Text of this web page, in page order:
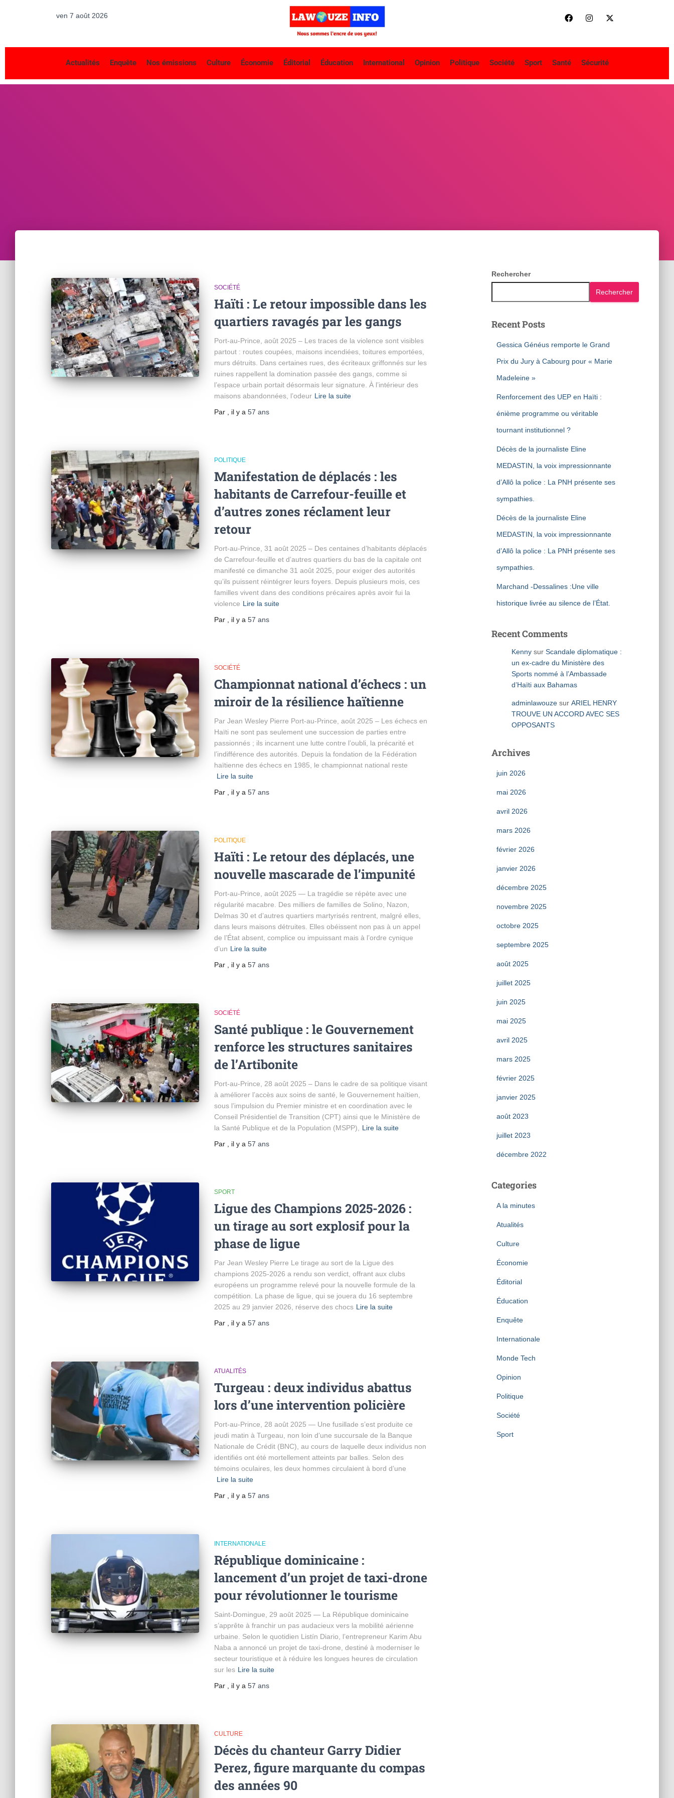
ven 7 août 2026
Actualités Enquête Nos émissions Culture Économie Éditorial Éducation International Opinion Politique Société Sport Santé Sécurité
SOCIÉTÉ
Haïti : Le retour impossible dans les
quartiers ravagés par les gangs
Port-au-Prince, août 2025 – Les traces de la violence sont visibles
partout : routes coupées, maisons incendiées, toitures emportées,
murs détruits. Dans certaines rues, des écriteaux griffonnés sur les
ruines rappellent la domination passée des gangs, comme si
l’espace urbain portait désormais leur signature. À l’intérieur des
maisons abandonnées, l’odeur Lire la suite
Par
, il y a 57 ans
POLITIQUE
Manifestation de déplacés : les
habitants de Carrefour-feuille et
d’autres zones réclament leur
retour
Port-au-Prince, 31 août 2025 – Des centaines d’habitants déplacés
de Carrefour-feuille et d’autres quartiers du bas de la capitale ont
manifesté ce dimanche 31 août 2025, pour exiger des autorités
qu’ils puissent réintégrer leurs foyers. Depuis plusieurs mois, ces
familles vivent dans des conditions précaires après avoir fui la
violence Lire la suite
Par
, il y a 57 ans
SOCIÉTÉ
Championnat national d’échecs : un
miroir de la résilience haïtienne
Par Jean Wesley Pierre Port-au-Prince, août 2025 – Les échecs en
Haïti ne sont pas seulement une succession de parties entre
passionnés ; ils incarnent une lutte contre l’oubli, la précarité et
l’indifférence des autorités. Depuis la fondation de la Fédération
haïtienne des échecs en 1985, le championnat national reste
Lire la suite
Par
, il y a 57 ans
POLITIQUE
Haïti : Le retour des déplacés, une
nouvelle mascarade de l’impunité
Port-au-Prince, août 2025 — La tragédie se répète avec une
régularité macabre. Des milliers de familles de Solino, Nazon,
Delmas 30 et d’autres quartiers martyrisés rentrent, malgré elles,
dans leurs maisons détruites. Elles obéissent non pas à un appel
de l’État absent, complice ou impuissant mais à l’ordre cynique
d’un Lire la suite
Par
, il y a 57 ans
SOCIÉTÉ
Santé publique : le Gouvernement
renforce les structures sanitaires
de l’Artibonite
Port-au-Prince, 28 août 2025 – Dans le cadre de sa politique visant
à améliorer l’accès aux soins de santé, le Gouvernement haïtien,
sous l’impulsion du Premier ministre et en coordination avec le
Conseil Présidentiel de Transition (CPT) ainsi que le Ministère de
la Santé Publique et de la Population (MSPP),
Lire la suite
Par
, il y a 57 ans
SPORT
Ligue des Champions 2025-2026 :
un tirage au sort explosif pour la
phase de ligue
Par Jean Wesley Pierre Le tirage au sort de la Ligue des
champions 2025-2026 a rendu son verdict, offrant aux clubs
européens un programme relevé pour la nouvelle formule de la
compétition. La phase de ligue, qui se jouera du 16 septembre
2025 au 29 janvier 2026, réserve des chocs Lire la suite
Par
, il y a 57 ans
ATUALITÉS
Turgeau : deux individus abattus
lors d’une intervention policière
Port-au-Prince, 28 août 2025 — Une fusillade s’est produite ce
jeudi matin à Turgeau, non loin d’une succursale de la Banque
Nationale de Crédit (BNC), au cours de laquelle deux individus non
identifiés ont été mortellement atteints par balles. Selon des
témoins oculaires, les deux hommes circulaient à bord d’une
Lire la suite
Par
, il y a 57 ans
INTERNATIONALE
République dominicaine :
lancement d’un projet de taxi-drone
pour révolutionner le tourisme
Saint-Domingue, 29 août 2025 — La République dominicaine
s’apprête à franchir un pas audacieux vers la mobilité aérienne
urbaine. Selon le quotidien Listín Diario, l’entrepreneur Karim Abu
Naba a annoncé un projet de taxi-drone, destiné à moderniser le
secteur touristique et à réduire les longues heures de circulation
sur les Lire la suite
Par
, il y a 57 ans
CULTURE
Décès du chanteur Garry Didier
Perez, figure marquante du compas
des années 90
Rechercher
Rechercher
Recent Posts
Gessica Généus remporte le Grand
Prix du Jury à Cabourg pour « Marie
Madeleine »
Renforcement des UEP en Haïti :
énième programme ou véritable
tournant institutionnel ?
Décès de la journaliste Eline
MEDASTIN, la voix impressionnante
d’Allô la police : La PNH présente ses
sympathies.
Décès de la journaliste Eline
MEDASTIN, la voix impressionnante
d’Allô la police : La PNH présente ses
sympathies.
Marchand -Dessalines :Une ville
historique livrée au silence de l’État.
Recent Comments
Kennysur Scandale diplomatique :
un ex-cadre du Ministère des
Sports nommé à l’Ambassade
d’Haïti aux Bahamas
adminlawouzesur ARIEL HENRY
TROUVE UN ACCORD AVEC SES
OPPOSANTS
Archives
juin 2026
mai 2026
avril 2026
mars 2026
février 2026
janvier 2026
décembre 2025
novembre 2025
octobre 2025
septembre 2025
août 2025
juillet 2025
juin 2025
mai 2025
avril 2025
mars 2025
février 2025
janvier 2025
août 2023
juillet 2023
décembre 2022
Categories
A la minutes
Atualités
Culture
Économie
Éditorial
Éducation
Enquête
Internationale
Monde Tech
Opinion
Politique
Société
Sport